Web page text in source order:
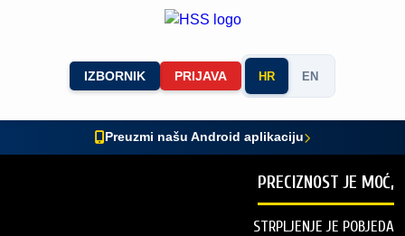
IZBORNIK PRIJAVA HR EN
Preuzmi našu Android aplikaciju
PRECIZNOST JE MOĆ,
STRPLJENJE JE POBJEDA